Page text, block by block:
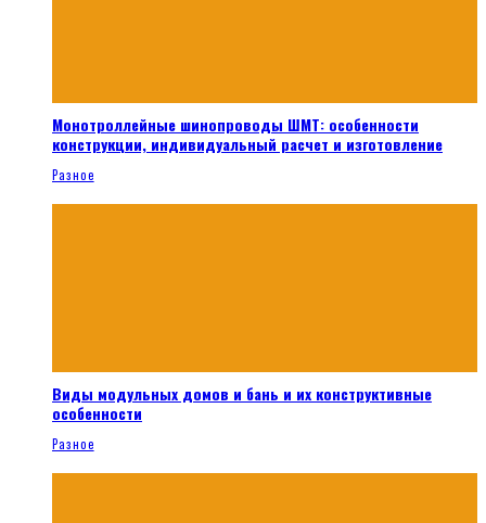
Монотроллейные шинопроводы ШМТ: особенности
конструкции, индивидуальный расчет и изготовление
Разное
Виды модульных домов и бань и их конструктивные
особенности
Разное